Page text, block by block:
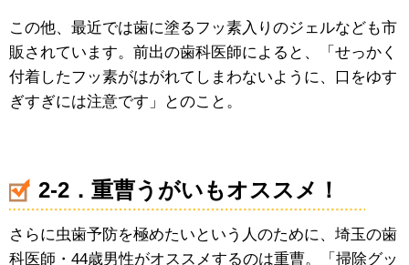
この他、最近では歯に塗るフッ素入りのジェルなども市
販されています。前出の歯科医師によると、「せっかく
付着したフッ素がはがれてしまわないように、口をゆす
ぎすぎには注意です」とのこと。
2-2．重曹うがいもオススメ！
さらに虫歯予防を極めたいという人のために、埼玉の歯
科医師・44歳男性がオススメするのは重曹。「掃除グッ